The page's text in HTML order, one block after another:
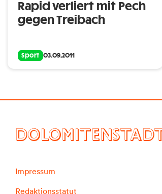
Rapid verliert mit Pech
gegen Treibach
Sport 03.09.2011
DOLOMITENSTADT
Impressum
Redaktionsstatut